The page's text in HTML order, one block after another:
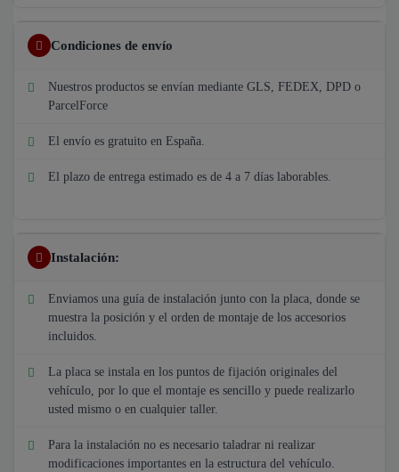
Condiciones de envío
Nuestros productos se envían mediante GLS, FEDEX, DPD o
ParcelForce
El envío es gratuito en España.
El plazo de entrega estimado es de 4 a 7 días laborables.
Instalación:
Enviamos una guía de instalación junto con la placa, donde se
muestra la posición y el orden de montaje de los accesorios
incluidos.
La placa se instala en los puntos de fijación originales del
vehículo, por lo que el montaje es sencillo y puede realizarlo
usted mismo o en cualquier taller.
Para la instalación no es necesario taladrar ni realizar
modificaciones importantes en la estructura del vehículo.